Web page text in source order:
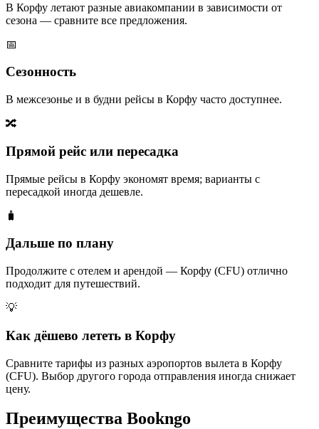
В Корфу летают разные авиакомпании в зависимости от
сезона — сравните все предложения.
📅
Сезонность
В межсезонье и в будни рейсы в Корфу часто доступнее.
🔀
Прямой рейс или пересадка
Прямые рейсы в Корфу экономят время; варианты с
пересадкой иногда дешевле.
🧳
Дальше по плану
Продолжите с отелем и арендой — Корфу (CFU) отлично
подходит для путешествий.
💡
Как дёшево лететь в Корфу
Сравните тарифы из разных аэропортов вылета в Корфу
(CFU). Выбор другого города отправления иногда снижает
цену.
Преимущества Bookngo